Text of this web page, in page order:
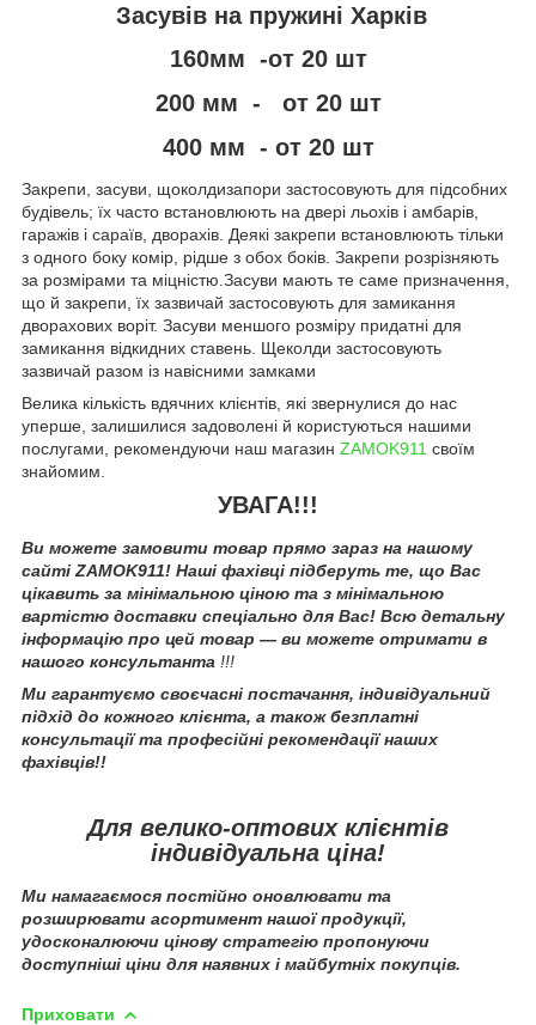
Засувів на пружині Харків
160мм -от 20 шт
200 мм - от 20 шт
400 мм - от 20 шт
Закрепи, засуви, щоколдизапори застосовують для підсобних
будівель; їх часто встановлюють на двері льохів і амбарів,
гаражів і сараїв, дворахів. Деякі закрепи встановлюють тільки
з одного боку комір, рідше з обох боків. Закрепи розрізняють
за розмірами та міцністю.Засуви мають те саме призначення,
що й закрепи, їх зазвичай застосовують для замикання
дворахових воріт. Засуви меншого розміру придатні для
замикання відкидних ставень. Щеколди застосовують
зазвичай разом із навісними замками
Велика кількість вдячних клієнтів, які звернулися до нас
уперше, залишилися задоволені й користуються нашими
послугами, рекомендуючи наш магазин ZAMOK911 своїм
знайомим.
УВАГА!!!
Ви можете замовити товар прямо зараз на нашому
сайті ZAMOK911! Наші фахівці підберуть те, що Вас
цікавить за мінімальною ціною та з мінімальною
вартістю доставки спеціально для Вас! Всю детальну
інформацію про цей товар — ви можете отримати в
нашого консультанта !!!
Ми гарантуємо своєчасні постачання, індивідуальний
підхід до кожного клієнта, а також безплатні
консультації та професійні рекомендації наших
фахівців!!
Для велико-оптових клієнтів
індивідуальна ціна!
Ми намагаємося постійно оновлювати та
розширювати асортимент нашої продукції,
удосконалюючи цінову стратегію пропонуючи
доступніші ціни для наявних і майбутніх покупців.
Приховати